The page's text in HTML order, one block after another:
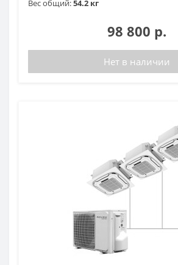
Вес общий:54.2 кг
98 800 р.
Нет в наличии